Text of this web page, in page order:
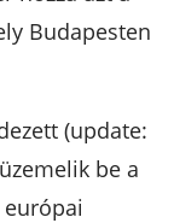
Budapesten
(update:
be a